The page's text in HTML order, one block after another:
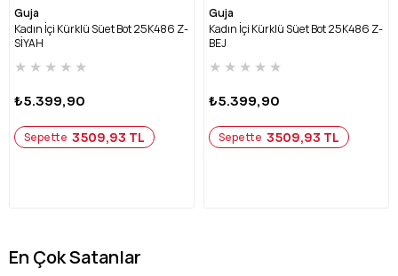
Guja
Kadın İçi Kürklü Süet Bot 25K486 Z-
SİYAH
★ ★ ★ ★ ★
₺5.399,90
Sepette 3509,93 TL
Guja
Kadın İçi Kürklü Süet Bot 25K486 Z-
BEJ
★ ★ ★ ★ ★
₺5.399,90
Sepette 3509,93 TL
En Çok Satanlar